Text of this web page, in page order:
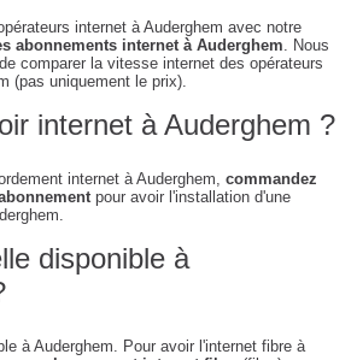
internet à Auderghem avec notre
abonnements internet à Auderghem . Nous
comparer la vitesse internet des opérateurs
(pas uniquement le prix).
internet à Auderghem ?
internet à Auderghem, commandez
pour avoir l'installation d'une
disponible à
à Auderghem. Pour avoir l'internet fibre à